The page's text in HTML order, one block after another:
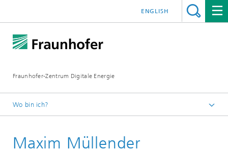
Fraunhofer-Zentrum Digitale Energie
ENGLISH
Wo bin ich?
Über uns
Maxim Müllender